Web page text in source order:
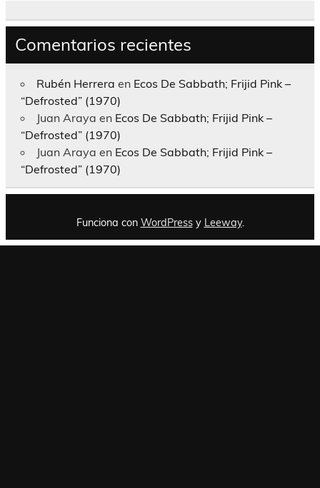
Comentarios recientes
Rubén Herrera en Ecos De Sabbath; Frijid Pink –
“Defrosted” (1970)
Juan Araya en Ecos De Sabbath; Frijid Pink –
“Defrosted” (1970)
Juan Araya en Ecos De Sabbath; Frijid Pink –
“Defrosted” (1970)
Funciona con WordPressy Leeway.